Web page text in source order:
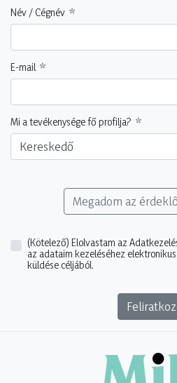
Név / Cégnév
E-mail
Mi a tevékenysége fő profilja?
Kereskedő
Megadom az
(Kötelező) Elolvastam az
az adataim kezeléséhez
küldése céljából.